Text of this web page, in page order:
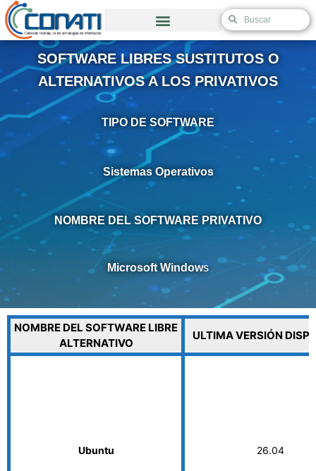
al
contenido
S
e
r
c
S
e
r
c
h
SOFTWARE LIBRES SUSTITUTOS O
ALTERNATIVOS A LOS PRIVATIVOS
TIPO DE SOFTWARE
Sistemas Operativos
NOMBRE DEL SOFTWARE PRIVATIVO
Microsoft Windows
NOMBRE DEL SOFTWARE LIBRE
ALTERNATIVO
ULTIMA VERSIÓN
Ubuntu 26.04